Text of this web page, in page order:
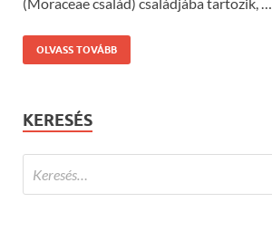
(Moraceae család) családjába tartozik, …
OLVASS TOVÁBB
KERESÉS